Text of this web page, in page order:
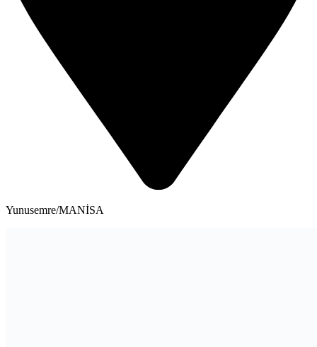
Yunusemre/MANİSA